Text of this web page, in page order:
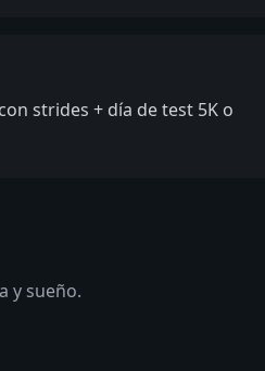
strides + día de test 5K o
y sueño.